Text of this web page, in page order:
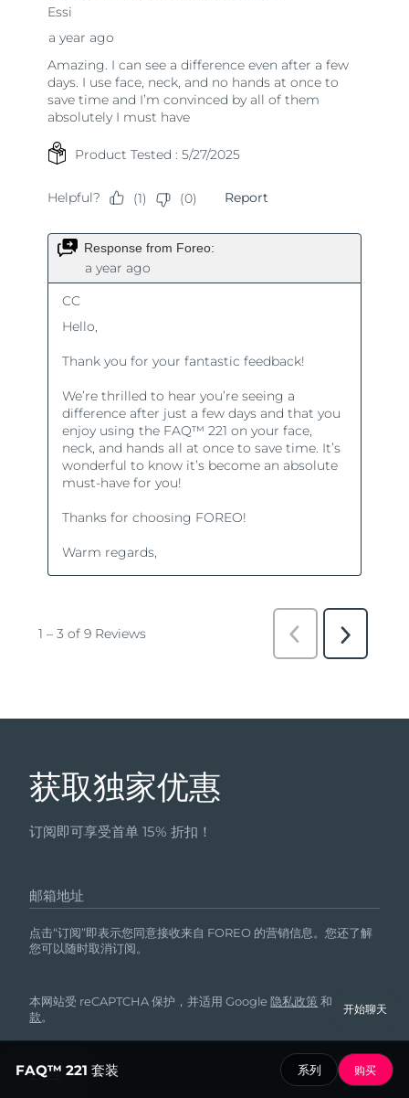
获取独家优惠
订阅即可享受首单 15% 折扣！
邮箱地址
点击“订阅”即表示您同意接收来自 FOREO 的营销信息。您还了解
您可以随时取消订阅。
本网站受 reCAPTCHA 保护，并适用 Google隐私政策 和
服务条
款。
开始聊天
FAQ™ 221 套装 系列 购买